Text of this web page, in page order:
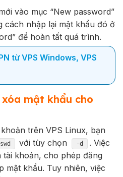
vào mục “New password”
cách nhập lại mật khẩu đó ở
để hoàn tất quá trình.
từ VPS Windows, VPS
mật khẩu cho
trên VPS Linux, bạn
với tùy chọn -d
. Việc
tài khoản, cho phép đăng
mật khẩu. Tuy nhiên, việc